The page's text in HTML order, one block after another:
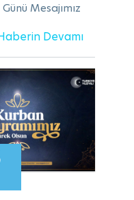
Mesajımız
Devamı